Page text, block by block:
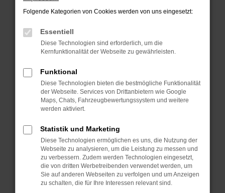
Prüfe deine Browsererweiterungen.
können das Laden bestimmter Seiten
verhindern. Funktioniert die Seite in einem
anderen Browser oder in einem privaten
Starte dein Gerät neu.
Das kann manchmal helfen, vorübergehende
Probleme zu beheben.
Betriebssystem auf dem neuesten Stand
sind.
Veraltete Software birgt nicht nur ein
Sicherheitsrisiko, sondern kann auch dazu
führen, dass bestimmte Funktionen nicht mehr
unterstützt werden.
Folgende Kategorien von Cookies werden von uns eingesetzt:
Essentiell
Diese Technologien sind erforderlich, um die
Kernfunktionalität der Webseite zu gewährleisten.
Funktional
Diese Technologien bieten die bestmögliche Funktionalität
der Webseite. Services von Drittanbietern wie Google
Maps, Chats, Fahrzeugbewertungssystem und weitere
werden aktiviert.
Statistik und Marketing
Diese Technologien ermöglichen es uns, die Nutzung der
Webseite zu analysieren, um die Leistung zu messen und
zu verbessern. Zudem werden Technologien eingesetzt,
die von dritten Werbetreibenden verwendet werden, um
Sie auf anderen Webseiten zu verfolgen und um Anzeigen
zu schalten, die für Ihre Interessen relevant sind.